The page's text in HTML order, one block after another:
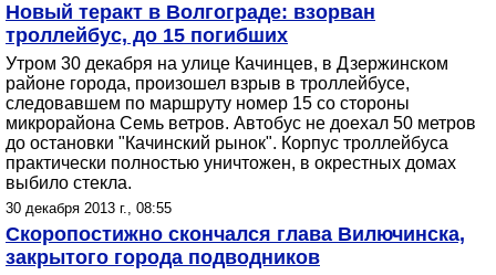
Новый теракт в Волгограде: взорван
троллейбус, до 15 погибших
Утром 30 декабря на улице Качинцев, в Дзержинском
районе города, произошел взрыв в троллейбусе,
следовавшем по маршруту номер 15 со стороны
микрорайона Семь ветров. Автобус не доехал 50 метров
до остановки "Качинский рынок". Корпус троллейбуса
практически полностью уничтожен, в окрестных домах
выбило стекла.
30 декабря 2013 г., 08:55
Скоропостижно скончался глава Вилючинска,
закрытого города подводников